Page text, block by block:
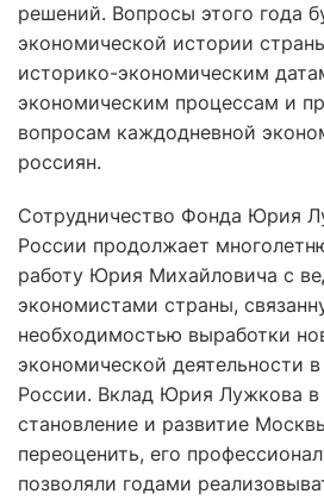
решений. Вопросы этого года
экономической истории
историко-экономическим
экономическим процессам и
вопросам каждодневной
россиян.
Сотрудничество Фонда Юрия
России продолжает
работу Юрия Михайловича с
экономистами страны,
необходимостью выработки
экономической деятельности
России. Вклад Юрия Лужкова в
становление и развитие
переоценить, его
позволяли годами